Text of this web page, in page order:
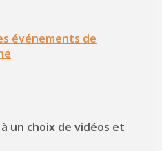
événements de
un choix de vidéos et